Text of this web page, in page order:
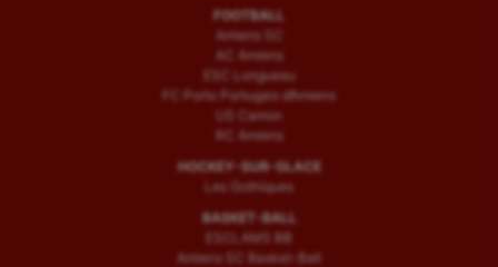
FOOTBALL
Amiens SC
AC Amiens
ESC Longueau
FC Porto Portugais d’Amiens
US Camon
RC Amiens
HOCKEY-SUR-GLACE
Les Gothiques
BASKET-BALL
ESCLAMS BB
Amiens SC Basket-Ball